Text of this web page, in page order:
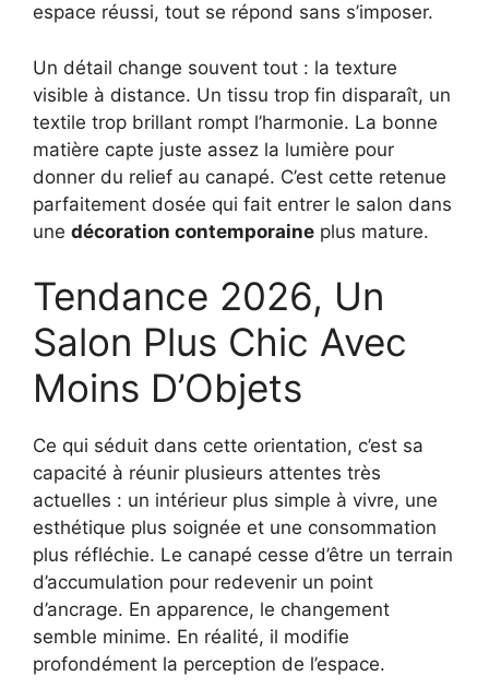
espace réussi, tout se répond sans s’imposer.
Un détail change souvent tout : la texture
visible à distance. Un tissu trop fin disparaît, un
textile trop brillant rompt l’harmonie. La bonne
matière capte juste assez la lumière pour
donner du relief au canapé. C’est cette retenue
parfaitement dosée qui fait entrer le salon dans
une décoration contemporaine plus mature.
Tendance 2026, Un
Salon Plus Chic Avec
Moins D’Objets
Ce qui séduit dans cette orientation, c’est sa
capacité à réunir plusieurs attentes très
actuelles : un intérieur plus simple à vivre, une
esthétique plus soignée et une consommation
plus réfléchie. Le canapé cesse d’être un terrain
d’accumulation pour redevenir un point
d’ancrage. En apparence, le changement
semble minime. En réalité, il modifie
profondément la perception de l’espace.